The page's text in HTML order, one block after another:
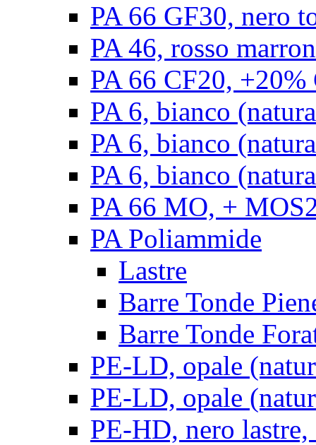
PA 66 GF30, nero
PA 46, rosso
PA 66 CF20,
PA 6, bianco
PA 6, bianco
PA 6, bianco
PA 66 MO, +
PA Poliammide
Lastre
Barre Tonde
Barre Tonde
PE-LD, opale
PE-LD, opale
PE-HD, nero lastre,